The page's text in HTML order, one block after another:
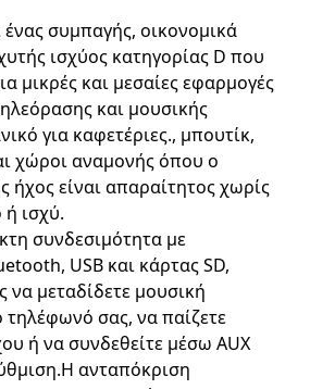
ένας συμπαγής, οικονομικά
ισχύος κατηγορίας D που
μικρές και μεσαίες εφαρμογές
και μουσικής
για καφετέριες., μπουτίκ,
χώροι αναμονής όπου ο
ήχος είναι απαραίτητος χωρίς
ισχύ.
συνδεσιμότητα με
USB και κάρτας SD,
να μεταδίδετε μουσική
σας, να παίζετε
ή να συνδεθείτε μέσω AUX
ανταπόκριση